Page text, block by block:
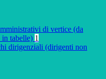
di vertice (da
in tabelle) 1
dirigenziali (dirigenti non